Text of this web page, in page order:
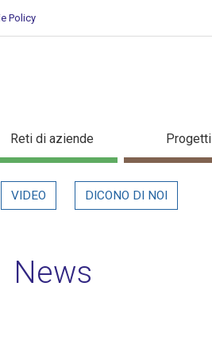
Policy
Reti di aziende Progetti
VIDEO DICONO DI NOI
News